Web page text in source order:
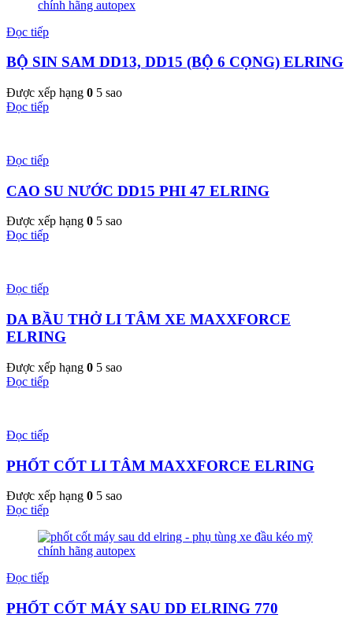
Đọc tiếp
BỘ SIN SAM DD13, DD15 (BỘ 6 CỌNG) ELRING
Được xếp hạng 0 5 sao
Đọc tiếp
Đọc tiếp
CAO SU NƯỚC DD15 PHI 47 ELRING
Được xếp hạng 0 5 sao
Đọc tiếp
Đọc tiếp
DA BẦU THỞ LI TÂM XE MAXXFORCE
ELRING
Được xếp hạng 0 5 sao
Đọc tiếp
Đọc tiếp
PHỐT CỐT LI TÂM MAXXFORCE ELRING
Được xếp hạng 0 5 sao
Đọc tiếp
Đọc tiếp
PHỐT CỐT MÁY SAU DD ELRING 770